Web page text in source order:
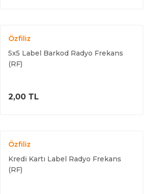
Özfiliz
5x5 Label Barkod Radyo Frekans
(RF)
2,00 TL
Özfiliz
Kredi Kartı Label Radyo Frekans
(RF)